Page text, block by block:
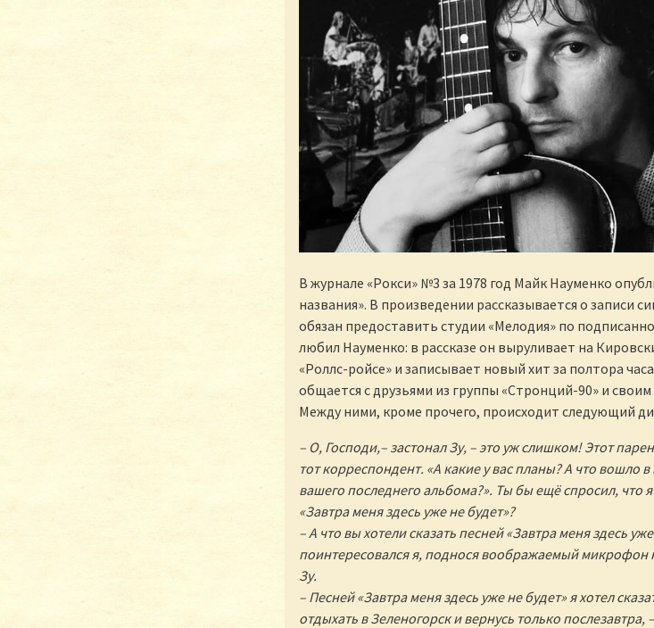
В журнале «Рокси» №3 за 1978 год Майк Науменко
названия». В произведении рассказывается о записи
обязан предоставить студии «Мелодия» по
любил Науменко: в рассказе он выруливает на
«Роллс-ройсе» и записывает новый хит за полтора
общается с друзьями из группы «Стронций-90» и
Между ними, кроме прочего, происходит следующий
– О, Господи,– застонал Зу, – это уж слишком! Этот
тот корреспондент. «А какие у вас планы? А что вошло
вашего последнего альбома?». Ты бы ещё спросил, что я
«Завтра меня здесь уже не будет»?
– А что вы хотели сказать песней «Завтра меня здесь
поинтересовался я, поднося воображаемый
Зу.
– Песней «Завтра меня здесь уже не будет» я хотел
отдыхать в Зеленогорск и вернусь только